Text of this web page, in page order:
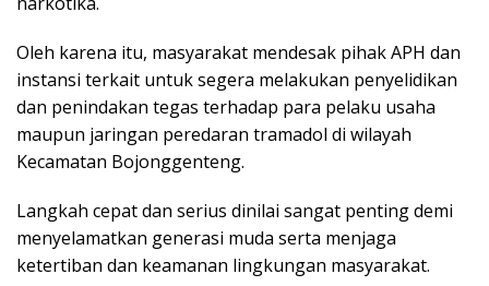
Oleh karena itu, masyarakat mendesak pihak APH dan
instansi terkait untuk segera melakukan penyelidikan
dan penindakan tegas terhadap para pelaku usaha
maupun jaringan peredaran tramadol di wilayah
Kecamatan Bojonggenteng.
Langkah cepat dan serius dinilai sangat penting demi
menyelamatkan generasi muda serta menjaga
ketertiban dan keamanan lingkungan masyarakat.